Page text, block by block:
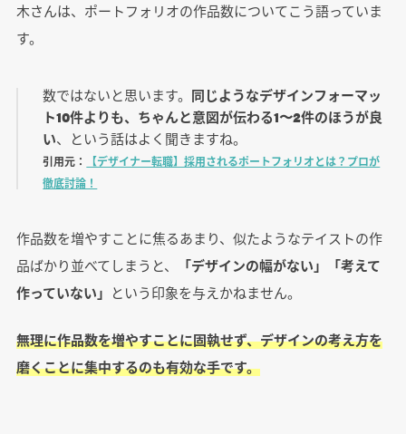
木さんは、ポートフォリオの作品数についてこう語っていま
す。
数ではないと思います。 同じようなデザインフォーマッ
ト10件よりも、ちゃんと意図が伝わる1〜2件のほうが良
い、という話はよく聞きますね。
引用元：
【デザイナー転職】採用されるポートフォリオとは？プロが
徹底討論！
作品数を増やすことに焦るあまり、似たようなテイストの作
品ばかり並べてしまうと、
「デザインの幅がない」「考えて
作っていない」 という印象を与えかねません。
無理に作品数を増やすことに固執せず、デザインの考え方を
磨くことに集中するのも有効な手です。